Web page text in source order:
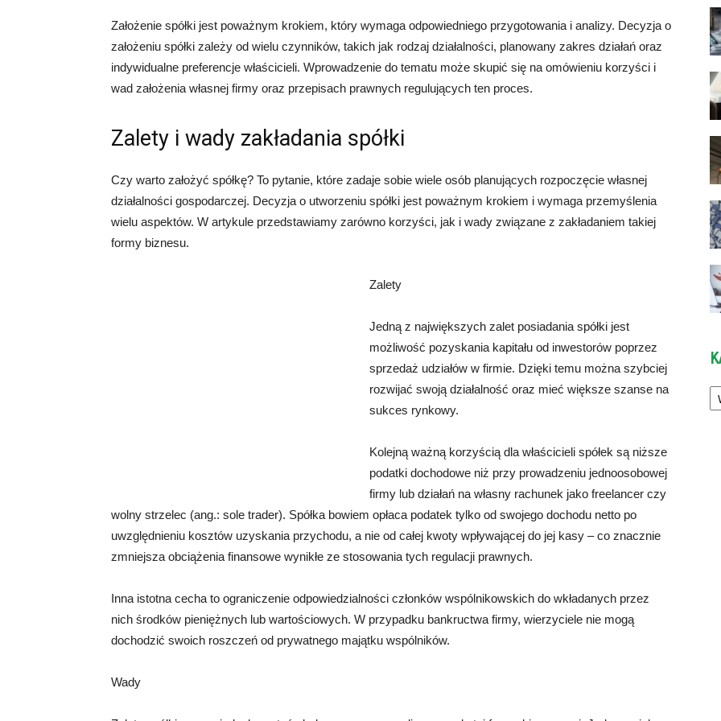
Założenie spółki jest poważnym krokiem, który wymaga odpowiedniego przygotowania i analizy. Decyzja o
założeniu spółki zależy od wielu czynników, takich jak rodzaj działalności, planowany zakres działań oraz
indywidualne preferencje właścicieli. Wprowadzenie do tematu może skupić się na omówieniu korzyści i
wad założenia własnej firmy oraz przepisach prawnych regulujących ten proces.
Zalety i wady zakładania spółki
Czy warto założyć spółkę? To pytanie, które zadaje sobie wiele osób planujących rozpoczęcie własnej
działalności gospodarczej. Decyzja o utworzeniu spółki jest poważnym krokiem i wymaga przemyślenia
wielu aspektów. W artykule przedstawiamy zarówno korzyści, jak i wady związane z zakładaniem takiej
formy biznesu.
Zalety
Jedną z największych zalet posiadania spółki jest
możliwość pozyskania kapitału od inwestorów poprzez
sprzedaż udziałów w firmie. Dzięki temu można szybciej
rozwijać swoją działalność oraz mieć większe szanse na
sukces rynkowy.
Kolejną ważną korzyścią dla właścicieli spółek są niższe
podatki dochodowe niż przy prowadzeniu jednoosobowej
firmy lub działań na własny rachunek jako freelancer czy
wolny strzelec (ang.: sole trader). Spółka bowiem opłaca podatek tylko od swojego dochodu netto po
uwzględnieniu kosztów uzyskania przychodu, a nie od całej kwoty wpływającej do jej kasy – co znacznie
zmniejsza obciążenia finansowe wynikłe ze stosowania tych regulacji prawnych.
Inna istotna cecha to ograniczenie odpowiedzialności członków wspólnikowskich do wkładanych przez
nich środków pieniężnych lub wartościowych. W przypadku bankructwa firmy, wierzyciele nie mogą
dochodzić swoich roszczeń od prywatnego majątku wspólników.
Wady